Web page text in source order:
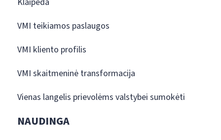
VMI teikiamos paslaugos
VMI kliento profilis
VMI skaitmeninė transformacija
Vienas langelis prievolėms valstybei sumokėti
NAUDINGA